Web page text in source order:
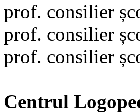
prof. consilier
prof. consilier
prof. consilier
Centrul